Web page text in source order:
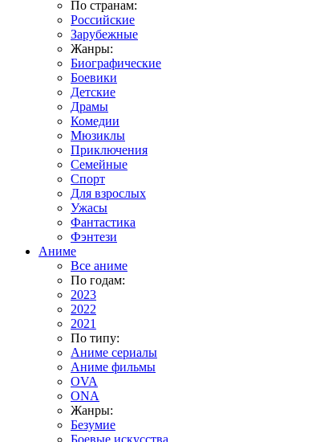
По странам:
Российские
Зарубежные
Жанры:
Биографические
Боевики
Детские
Драмы
Комедии
Мюзиклы
Приключения
Семейные
Спорт
Для взрослых
Ужасы
Фантастика
Фэнтези
Аниме
Все аниме
По годам:
2023
2022
2021
По типу:
Аниме сериалы
Аниме фильмы
OVA
ONA
Жанры:
Безумие
Боевые искусства